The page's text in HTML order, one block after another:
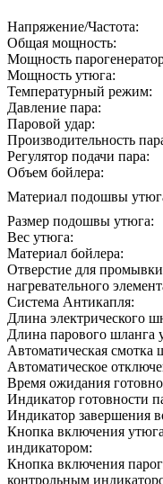
Напряжение/Частота:
Общая мощность:
Мощность
Мощность утюга:
Температурный режим:
Давление пара:
Паровой удар:
Производительность
Регулятор подачи пара:
Объем бойлера:
Материал подошвы
Размер подошвы утюга:
Вес утюга:
Материал бойлера:
Отверстие для промывки
нагревательного
Система Антикапля:
Длина электрического
Длина парового шланга
Автоматическая смотка
Автоматическое
Время ожидания
Индикатор готовности
Индикатор завершения
Кнопка включения
индикатором:
Кнопка включения
контрольным